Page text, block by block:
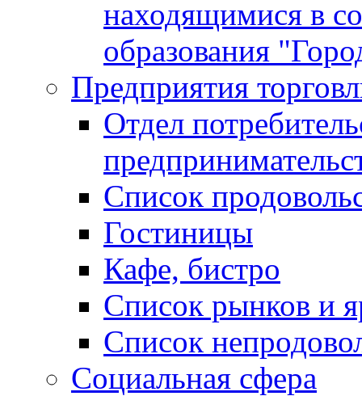
находящимися в
образования
Предприятия
Отдел
Список
Гостиницы
Кафе, бистро
Cписок рынков и
Список
Социальная сфера